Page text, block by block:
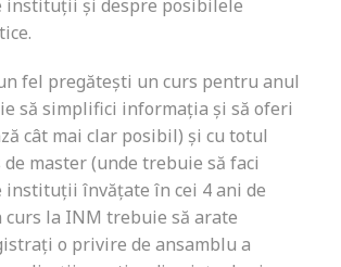
instituții și despre posibilele
fel pregătești un curs pentru anul
să simplifici informația și să oferi
cât mai clar posibil) și cu totul
master (unde trebuie să faci
învățate în cei 4 ani de
la INM trebuie să arate
o privire de ansamblu a